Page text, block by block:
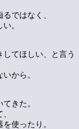
ではなく、
。
てほしい、と言う
から。
きた。
使ったり。